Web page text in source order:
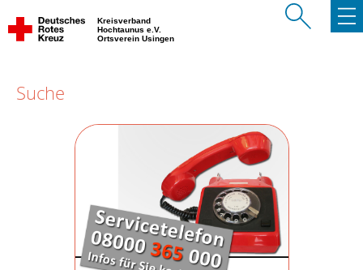
Kreisverband
Hochtaunus e.V.
Ortsverein Usingen
Suche